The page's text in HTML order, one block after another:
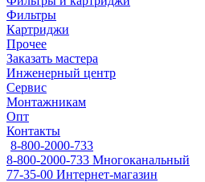
Фильтры
Картриджи
Прочее
Заказать мастера
Инженерный центр
Сервис
Монтажникам
Опт
Контакты
8-800-2000-733
8-800-2000-733 Многоканальный
77-35-00 Интернет-магазин